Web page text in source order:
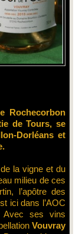
Rochecorbon
de Tours, se
Dorléanset
la vigne et du
milieu de ces
l’apôtre des
ici dans l’AOC
Avec ses vins
Vouvray